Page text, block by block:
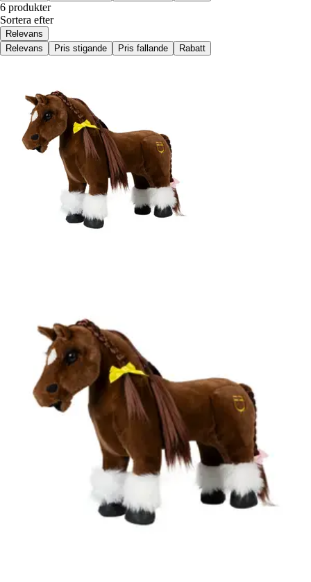
6 produkter
Sortera efter
Relevans
Relevans
Pris stigande Pris fallande Rabatt